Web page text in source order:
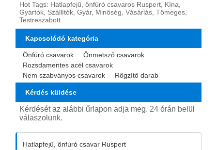
Hot Tags: Hatlapfejű, önfúró csavaros Ruspert, Kína,
Gyártók, Szállítók, Gyár, Minőség, Vásárlás, Tömeges,
Testreszabott
Kapcsolódó kategória
Önfúró csavarok
Önmetsző csavarok
Rozsdamentes acél csavarok
Nem szabványos csavarok
Rögzítő darab
Kérdés küldése
Kérdését az alábbi űrlapon adja meg. 24 órán belül
válaszolunk.